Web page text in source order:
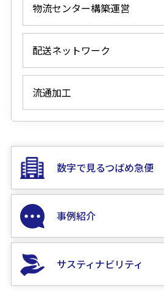
物流センター構築運営
配送ネットワーク
流通加工
数字で見るつばめ急便
事例紹介
サスティナビリティ